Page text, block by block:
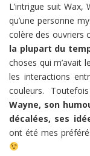
L’intrigue suit
qu’une personne
colère des ouvriers
la plupart du
choses qui m’avait
les interactions
couleurs. Toutefois
Wayne, son
décalées, ses
ont été mes